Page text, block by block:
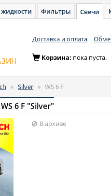
Фильтры Свечи
Доставка и оплата
Корзина: пока пуста.
» Silver » WS 6 F
6 F "Silver"
В архиве